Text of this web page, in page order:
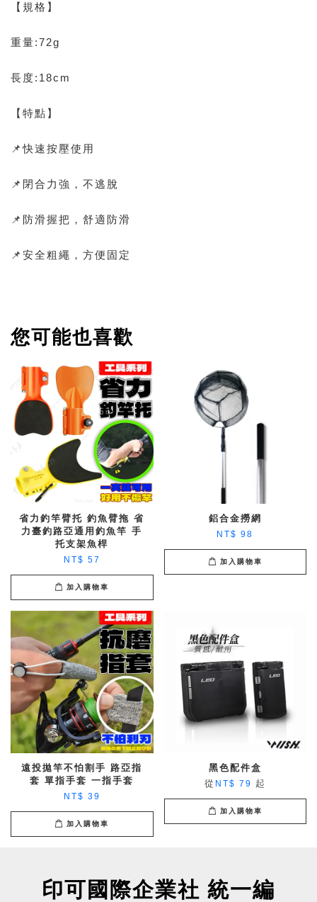
【規格】
重量:72g
長度:18cm
【特點】
📌快速按壓使用
📌閉合力強，不逃脫
📌防滑握把，舒適防滑
📌安全粗繩，方便固定
您可能也喜歡
省力釣竿臂托 釣魚臂拖 省
力臺釣路亞通用釣魚竿 手
托支架魚桿
NT$ 57
加入購物車
鋁合金撈網
NT$ 98
加入購物車
遠投拋竿不怕割手 路亞指
套 單指手套 一指手套
NT$ 39
加入購物車
黑色配件盒
從 NT$ 79 起
加入購物車
印可國際企業社 統一編